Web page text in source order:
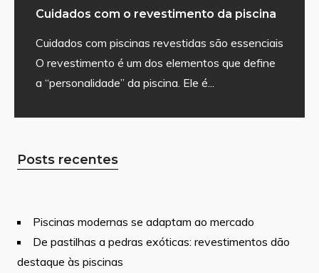
Cuidados com o revestimento da piscina
Cuidados com piscinas revestidas são essenciais
O revestimento é um dos elementos que define
a “personalidade” da piscina. Ele é...
Posts recentes
Piscinas modernas se adaptam ao mercado
De pastilhas a pedras exóticas: revestimentos dão
destaque às piscinas